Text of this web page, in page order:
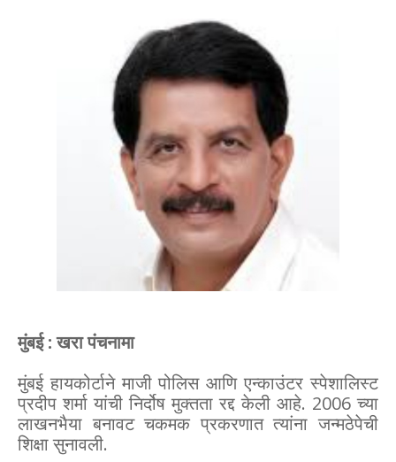
मुंबई : खरा पंचनामा
मुंबई हायकोर्टाने माजी पोलिस आणि एन्काउंटर स्पेशालिस्ट
प्रदीप शर्मा यांची निर्दोष मुक्तता रद्द केली आहे. 2006 च्या
लाखनभैया बनावट चकमक प्रकरणात त्यांना जन्मठेपेची
शिक्षा सुनावली.